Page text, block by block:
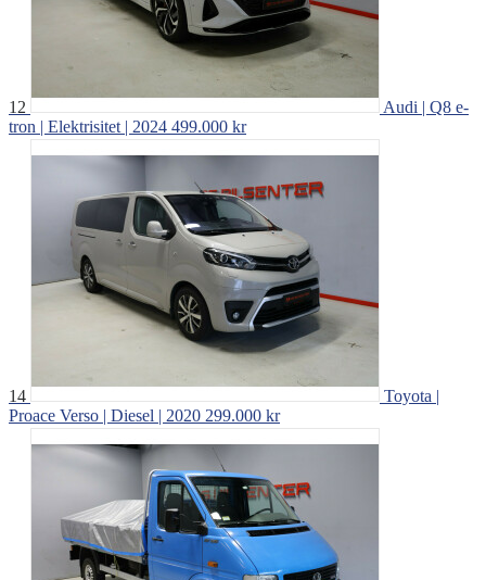
12
Audi | Q8 e-
tron | Elektrisitet | 2024 499.000 kr
14
Toyota |
Proace Verso | Diesel | 2020 299.000 kr